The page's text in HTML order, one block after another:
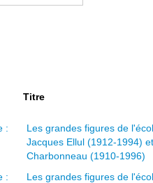
Titre
Les grandes figures de
Jacques Ellul (1912-1994)
Charbonneau (1910-1996)
Les grandes figures de